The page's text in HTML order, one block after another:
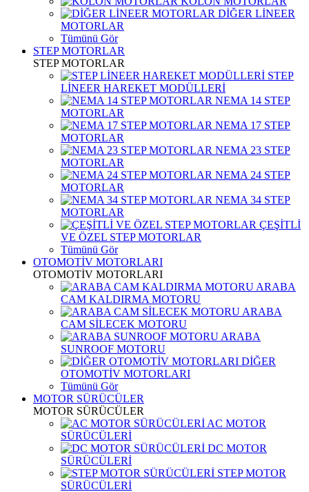
DİĞER LİNEER
MOTORLAR
Tümünü Gör
STEP MOTORLAR
STEP MOTORLAR
STEP
LİNEER HAREKET MODÜLLERİ
NEMA 14 STEP
MOTORLAR
NEMA 17 STEP
MOTORLAR
NEMA 23 STEP
MOTORLAR
NEMA 24 STEP
MOTORLAR
NEMA 34 STEP
MOTORLAR
ÇEŞİTLİ
VE ÖZEL STEP MOTORLAR
Tümünü Gör
OTOMOTİV MOTORLARI
OTOMOTİV MOTORLARI
ARABA
CAM KALDIRMA MOTORU
ARABA
CAM SİLECEK MOTORU
ARABA
SUNROOF MOTORU
DİĞER
OTOMOTİV MOTORLARI
Tümünü Gör
MOTOR SÜRÜCÜLER
MOTOR SÜRÜCÜLER
AC MOTOR
SÜRÜCÜLERİ
DC MOTOR
SÜRÜCÜLERİ
STEP MOTOR
SÜRÜCÜLERİ